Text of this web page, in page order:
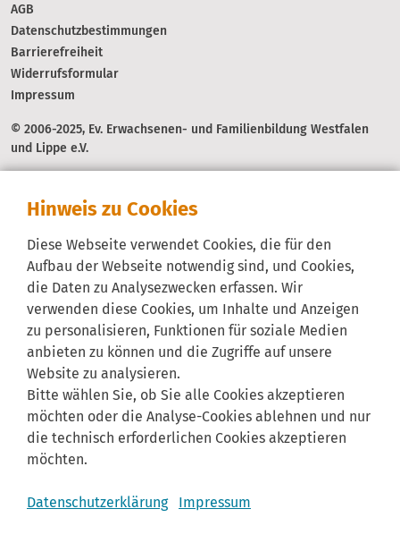
© 2006-2025, Ev. Erwachsenen- und Familienbildung Westfalen
und Lippe e.V.
AGB
Datenschutzbestimmungen
Barrierefreiheit
Widerrufsformular
Impressum
Hinweis zu Cookies
Diese Webseite verwendet Cookies, die für den
Aufbau der Webseite notwendig sind, und Cookies,
die Daten zu Analysezwecken erfassen. Wir
verwenden diese Cookies, um Inhalte und Anzeigen
zu personalisieren, Funktionen für soziale Medien
anbieten zu können und die Zugriffe auf unsere
Website zu analysieren.
Bitte wählen Sie, ob Sie alle Cookies akzeptieren
möchten oder die Analyse-Cookies ablehnen und nur
die technisch erforderlichen Cookies akzeptieren
möchten.
Datenschutzerklärung Impressum